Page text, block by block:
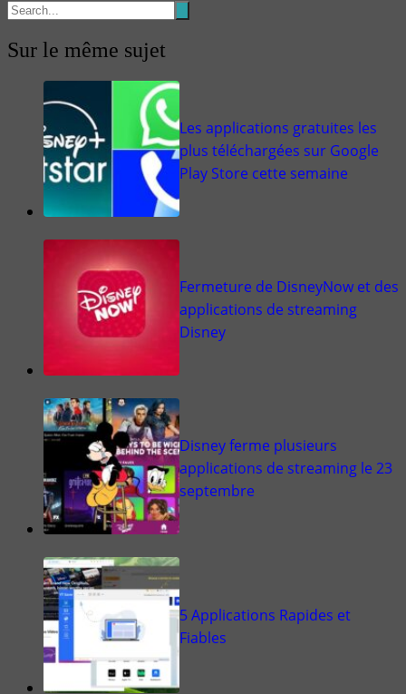
Sur le même sujet
Les applications gratuites les
plus téléchargées sur Google
Play Store cette semaine
Fermeture de DisneyNow et des
applications de streaming
Disney
Disney ferme plusieurs
applications de streaming le 23
septembre
5 Applications Rapides et
Fiables